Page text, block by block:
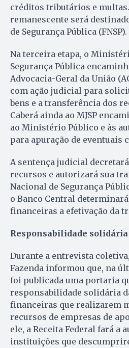
créditos tributários e
remanescente será
de Segurança Pública (FNSP).
Na terceira etapa, o
Segurança Pública
Advocacia-Geral da União
com ação judicial para
bens e a transferência dos
Caberá ainda ao MJSP
ao Ministério Público e às
para apuração de eventuais
A sentença judicial
recursos e autorizará sua
Nacional de Segurança
o Banco Central
financeiras a efetivação da
Responsabilidade solidária
Durante a entrevista
Fazenda informou que, na
foi publicada uma portaria
responsabilidade solidária
financeiras que realizarem
recursos de empresas de
ele, a Receita Federal fará a
instituições que